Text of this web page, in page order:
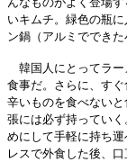
いキムチ。緑色の瓶
ン鍋（アルミででき
韓国人にとってラー
食事だ。さらに、すぐ
辛いものを食べない
張には必ず持ってい
めにして手軽に持ち
レスで外食した後、